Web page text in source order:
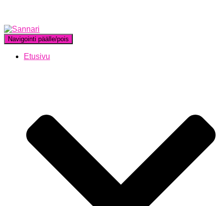
Navigointi päälle/pois
Etusivu